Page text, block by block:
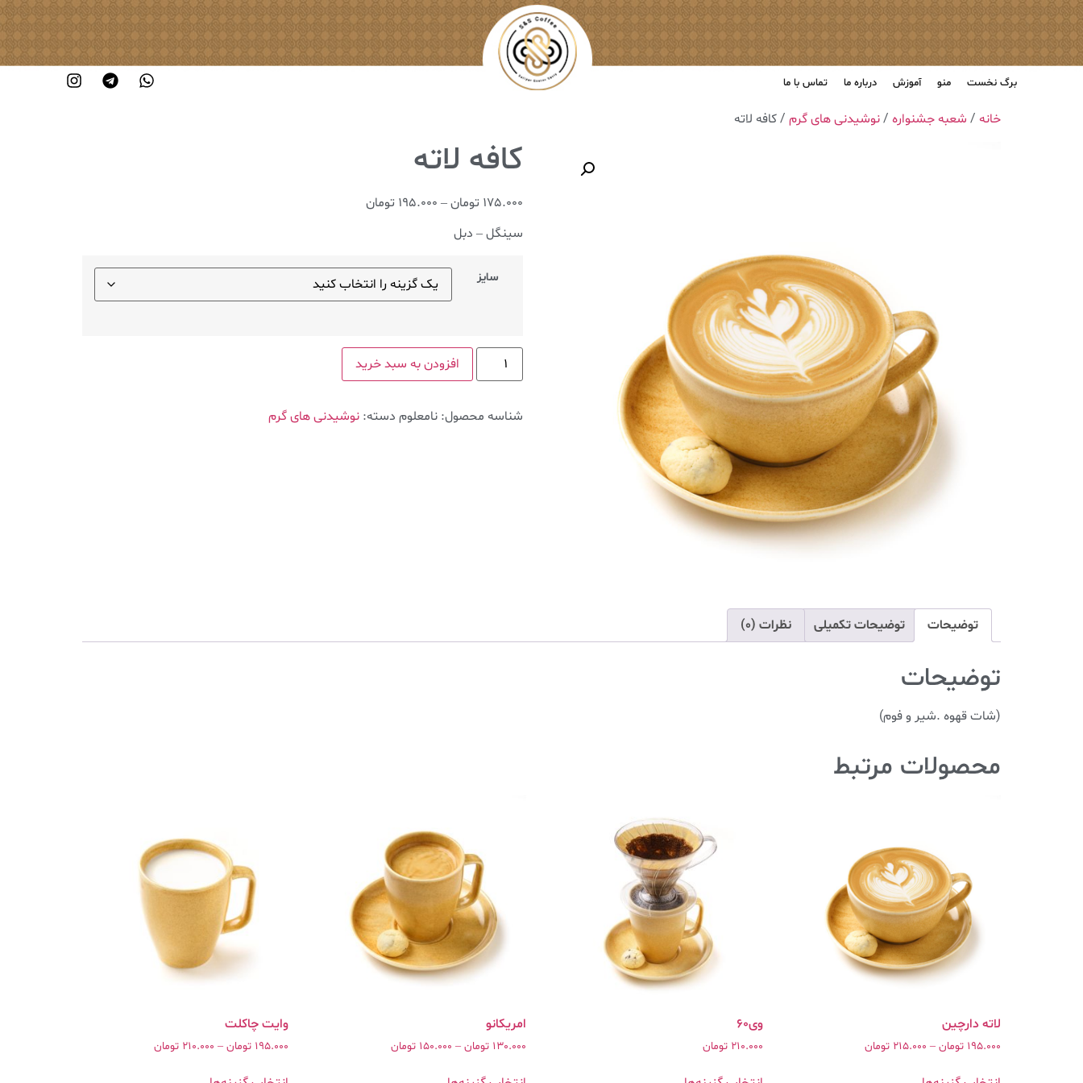
برگ نخست منو آموزش درباره ما تماس با ما
خانه / شعبه جشنواره /نوشیدنی های گرم / کافه لاته
کافه لاته
175.000 تومان–
195.000 تومان
سینگل – دبل
سایز
افزودن به سبد خرید
شناسه محصول: نامعلوم دسته: نوشیدنی های گرم
توضیحات توضیحات تکمیلی نظرات (0)
توضیحات
(شات قهوه .شیر و فوم)
محصولات مرتبط
195.000 تومان –
215.000 تومان
وی۶۰
210.000 تومان 130.000 تومان –
150.000 تومان
وایت چاکلت
195.000 تومان –
210.000 تومان